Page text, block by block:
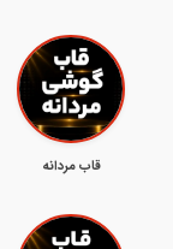
قاب مردانه